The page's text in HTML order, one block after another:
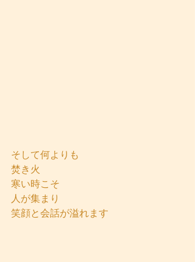
そして何よりも
焚き火
寒い時こそ
人が集まり
笑顔と会話が溢れます